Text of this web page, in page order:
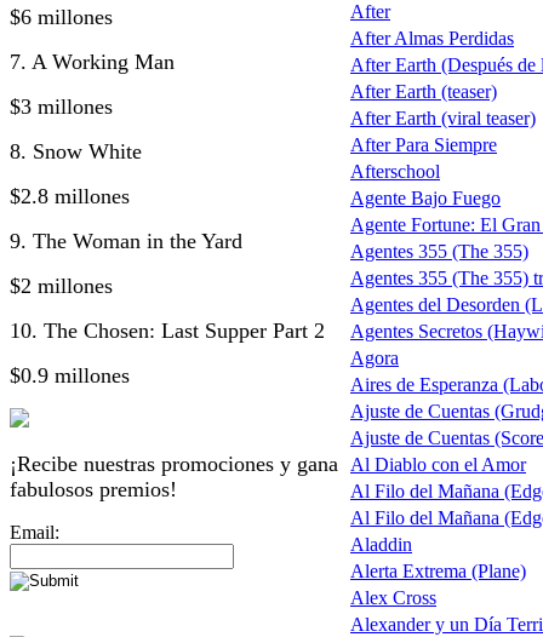
$6 millones
7. A Working Man
$3 millones
8. Snow White
$2.8 millones
9. The Woman in the Yard
$2 millones
10. The Chosen: Last Supper Part 2
$0.9 millones
¡Recibe nuestras promociones y gana
fabulosos premios!
Email:
After
After Almas Perdidas
After Earth (Después de
After Earth (teaser)
After Earth (viral teaser)
After Para Siempre
Afterschool
Agente Bajo Fuego
Agente Fortune: El
Agentes 355 (The 355)
Agentes 355 (The 355)
Agentes del Desorden
Agentes Secretos
Agora
Aires de Esperanza
Ajuste de Cuentas
Ajuste de Cuentas
Al Diablo con el Amor
Al Filo del Mañana
Al Filo del Mañana
Aladdin
Alerta Extrema (Plane)
Alex Cross
Alexander y un Día